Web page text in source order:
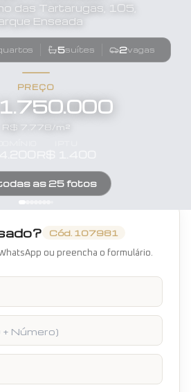
das Tartarugas, 105,
Enseada
5suítes 2vagas
PREÇO
R$ 7.778/m²
as 25fotos
Cód. 107981
ou preencha o formulário.